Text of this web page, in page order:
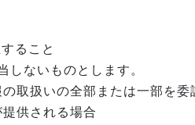
ること
ないものとします。
取扱いの全部または一部を委
供される場合